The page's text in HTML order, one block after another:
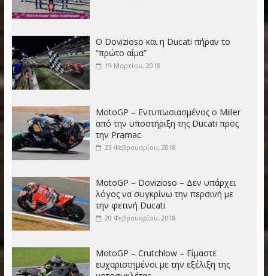
Ο Dovizioso και η Ducati πήραν το
“πρώτο αίμα”
19 Μαρτίου, 2018
MotoGP – Εντυπωσιασμένος o Miller
από την υποστήριξη της Ducati προς
την Pramac
23 Φεβρουαρίου, 2018
MotoGP – Dovizioso – Δεν υπάρχει
λόγος να συγκρίνω την περσινή με
την φετινή Ducati
20 Φεβρουαρίου, 2018
MotoGP – Crutchlow – Είμαστε
ευχαριστημένοι με την εξέλιξη της